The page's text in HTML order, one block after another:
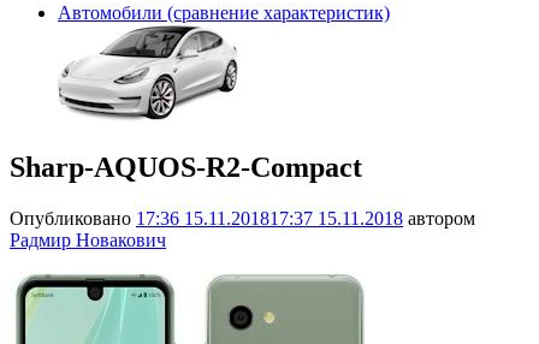
Автомобили (сравнение характеристик)
Sharp-AQUOS-R2-Compact
Опубликовано 17:36 15.11.201817:37 15.11.2018 автором
Радмир Новакович